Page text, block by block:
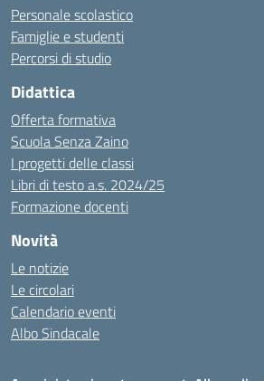
Personale scolastico
Famiglie e studenti
Percorsi di studio
Didattica
Offerta formativa
Scuola Senza Zaino
I progetti delle classi
Libri di testo a.s. 2024/25
Formazione docenti
Novità
Le notizie
Le circolari
Calendario eventi
Albo Sindacale